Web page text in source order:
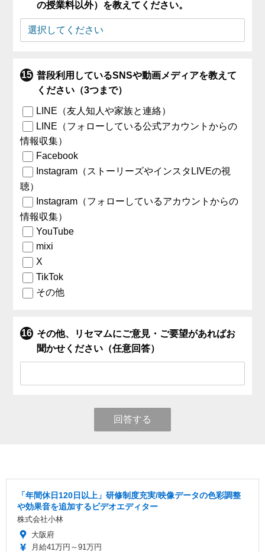
の授業料以外）を教えてください。
普段利用しているSNSや動画メディアを教えて
ください（3つまで）
LINE（友人知人や家族と連絡）
LINE（フォローしている公式アカウントからの
情報収集）
Facebook
Instagram（ストーリーズやインスタLIVEの視
聴）
Instagram（フォローしているアカウントからの
情報収集）
YouTube
mixi
X
TikTok
その他
その他、リセマムにご意見・ご要望があればお
聞かせください（任意回答）
回答する
「年間休日120日以上」研修制度充実/映像データの色彩調整
や効果音を追加するビデオエディター
株式会社小林
大阪府
月給41万円～91万円